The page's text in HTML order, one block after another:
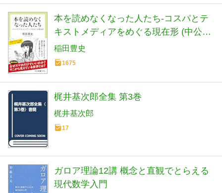
本を読めなくなった人たち-コスパとテ
キストメディアをめぐる現在形 (中公新
書ラクレ 861)
稲田豊史
1675
梶井基次郎全集 第3巻
梶井基次郎
17
ガロア理論12講 概念と直観でとらえる
現代数学入門